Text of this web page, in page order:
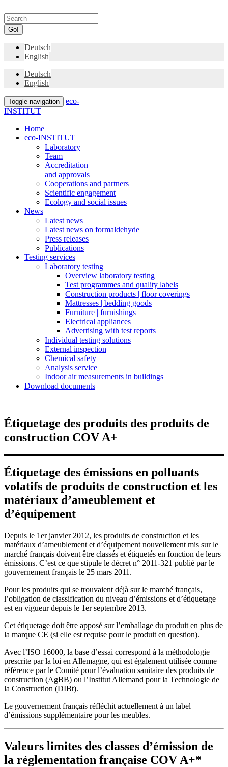
Go!
Deutsch
English
Deutsch
English
Toggle navigation
eco-
INSTITUT
Home
eco-INSTITUT
Laboratory
Team
Accreditation
and approvals
Cooperations and partners
Scientific engagement
Ecology and social issues
News
Latest news
Latest news on formaldehyde
Press releases
Publications
Testing services
Laboratory testing
Overview laboratory testing
Test programmes and quality labels
Construction products | floor coverings
Mattresses | bedding goods
Furniture | furnishings
Electrical appliances
Advertising with test reports
Individual testing solutions
External inspection
Chemical safety
Analysis service
Indoor air measurements in buildings
Download documents
Étiquetage des produits des produits de
construction COV A+
Étiquetage des émissions en polluants
volatifs de produits de construction et les
matériaux d’ameublement et
d’équipement
Depuis le 1er janvier 2012, les produits de construction et les
matériaux d’ameublement et d’équipement nouvellement mis sur le
marché français doivent être classés et étiquetés en fonction de leurs
émissions. C’est ce que stipule le décret n° 2011-321 publié par le
gouvernement français le 25 mars 2011.
Pour les produits qui se trouvaient déjà sur le marché français,
l’obligation de classification du niveau d’émissions et d’étiquetage
est en vigueur depuis le 1er septembre 2013.
Cet étiquetage doit être apposé sur l’emballage du produit en plus de
la marque CE (si elle est requise pour le produit en question).
Avec l’ISO 16000, la base d’essai correspond à la méthodologie
prescrite par la loi en Allemagne, qui est également utilisée comme
référence par le Comité pour l’évaluation sanitaire des produits de
construction (AgBB) ou l’Institut Allemand pour la Technologie de
la Construction (DIBt).
Le gouvernement français réfléchit actuellement à un label
d’émissions supplémentaire pour les meubles.
Valeurs limites des classes d’émission de
la réglementation française COV A+*